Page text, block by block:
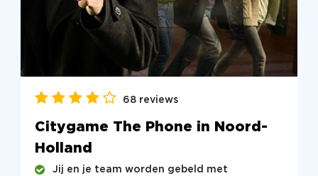
68 reviews
Citygame The Phone in Noord-
Holland
Jij en je team worden gebeld met